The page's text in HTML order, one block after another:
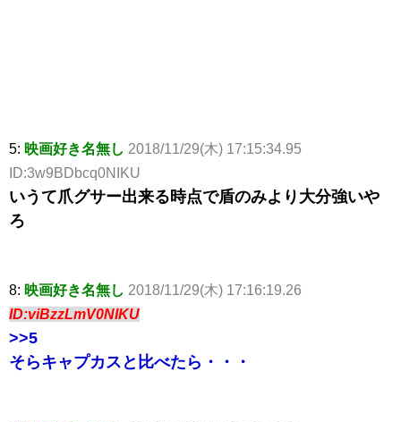
5: 映画好き名無し 2018/11/29(木) 17:15:34.95
ID:3w9BDbcq0NIKU
いうて爪グサー出来る時点で盾のみより大分強いや
ろ
8: 映画好き名無し 2018/11/29(木) 17:16:19.26
ID:viBzzLmV0NIKU
>>5
そらキャプカスと比べたら・・・